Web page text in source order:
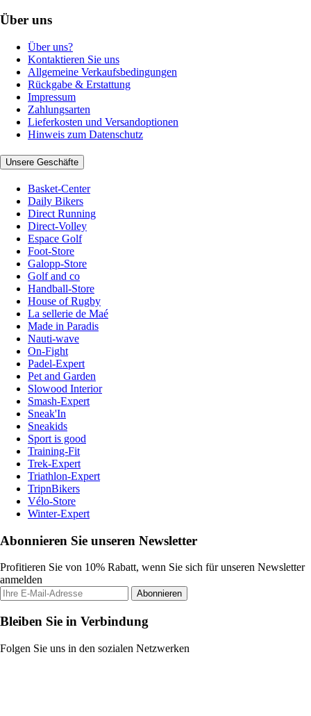
Über uns
Über uns?
Kontaktieren Sie uns
Allgemeine Verkaufsbedingungen
Rückgabe & Erstattung
Impressum
Zahlungsarten
Lieferkosten und Versandoptionen
Hinweis zum Datenschutz
Unsere Geschäfte
Basket-Center
Daily Bikers
Direct Running
Direct-Volley
Espace Golf
Foot-Store
Galopp-Store
Golf and co
Handball-Store
House of Rugby
La sellerie de Maé
Made in Paradis
Nauti-wave
On-Fight
Padel-Expert
Pet and Garden
Slowood Interior
Smash-Expert
Sneak'In
Sneakids
Sport is good
Training-Fit
Trek-Expert
Triathlon-Expert
TripnBikers
Vélo-Store
Winter-Expert
Abonnieren Sie unseren Newsletter
Profitieren Sie von 10% Rabatt, wenn Sie sich für unseren Newsletter
anmelden
Abonnieren
Bleiben Sie in Verbindung
Folgen Sie uns in den sozialen Netzwerken